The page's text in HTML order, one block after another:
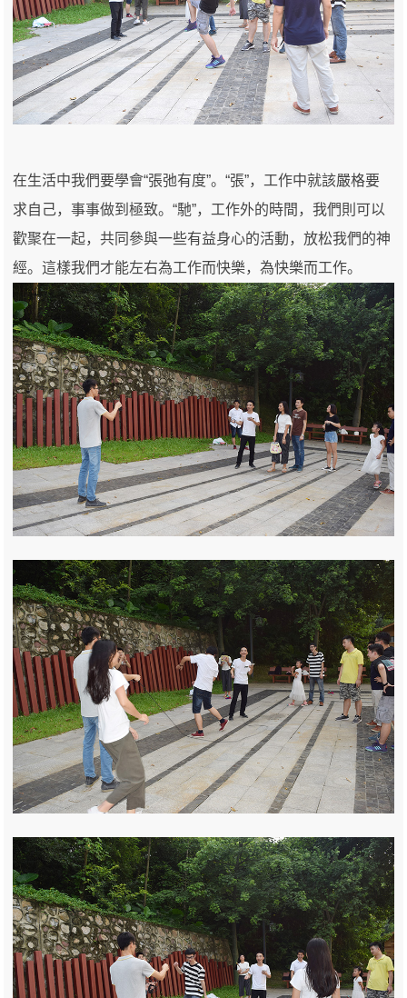
在生活中我們要學會“張弛有度”。“張”，工作中就該嚴格要
求自己，事事做到極致。“馳”，工作外的時間，我們則可以
歡聚在一起，共同參與一些有益身心的活動，放松我們的神
經。這樣我們才能左右為工作而快樂，為快樂而工作。